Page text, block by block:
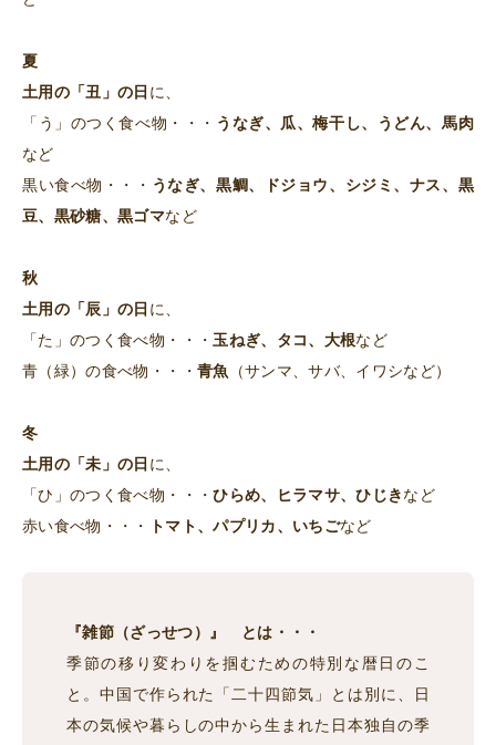
夏
土用の「丑」の日 に、
「う」のつく食べ物・・・ うなぎ、瓜、梅干し、うどん、馬肉
など
黒い食べ物・・・ うなぎ、黒鯛、ドジョウ、シジミ、ナス、黒
豆、黒砂糖、黒ゴマなど
秋
土用の「辰」の日 に、
「た」のつく食べ物・・・玉ねぎ、タコ、大根など
青（緑）の食べ物・・・ 青魚 （サンマ、サバ、イワシなど）
冬
土用の「未」の日 に、
「ひ」のつく食べ物・・・ひらめ、ヒラマサ、ひじきなど
赤い食べ物・・・
トマト、パプリカ、いちごなど
『雑節（ざっせつ）』 とは・・・
季節の移り変わりを掴むための特別な暦日のこ
と。中国で作られた「二十四節気」とは別に、日
本の気候や暮らしの中から生まれた日本独自の季